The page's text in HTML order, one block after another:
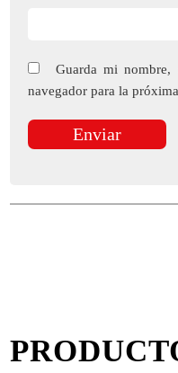
Guarda mi
navegador para la